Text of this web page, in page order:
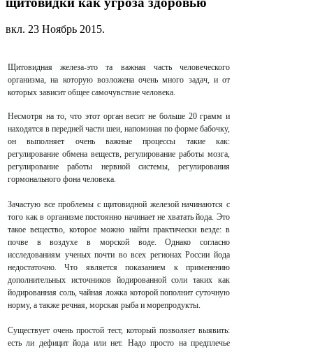
вкл. 23 Ноябрь 2015.
Щитовидная железа-это та важная часть человеческого
организма, на которую возложена очень много задач, и от
которых зависит общее самочувствие человека.
Несмотря на то, что этот орган весит не больше 20 грамм и
находятся в передней части шеи, напоминая по форме бабочку,
он выполняет очень важные процессы такие как:
регулирование обмена веществ, регулирование работы мозга,
регулирование работы нервной системы, регулирования
гормонального фона человека.
Зачастую все проблемы с щитовидной железой начинаются с
того как в организме постоянно начинает не хватать йода. Это
такое вещество, которое можно найти практически везде: в
почве в воздухе в морской воде. Однако согласно
исследованиям ученых почти во всех регионах России йода
недостаточно. Что является показанием к применению
дополнительных источников йодированной соли таких как
йодированная соль, чайная ложка которой пополнит суточную
норму, а также речная, морская рыба и морепродукты.
Существует очень простой тест, который позволяет выявить:
есть ли дефицит йода или нет. Надо просто на предплечье